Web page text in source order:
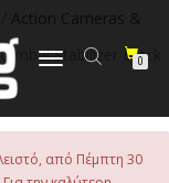
Εναλλαγή
0
Action Cameras &
Stabilizer Black
από Πέμπτη 30